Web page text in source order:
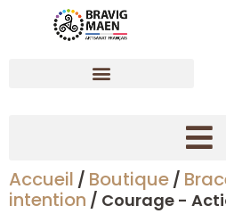
Accueil / Boutique /
intention / Courage -